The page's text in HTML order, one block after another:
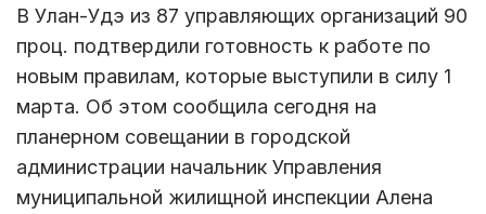
В Улан-Удэ из 87 управляющих организаций 90
проц. подтвердили готовность к работе по
новым правилам, которые выступили в силу 1
марта. Об этом сообщила сегодня на
планерном совещании в городской
администрации начальник Управления
муниципальной жилищной инспекции Алена